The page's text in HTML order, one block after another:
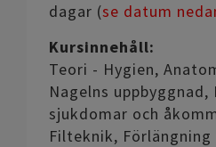
dagar (se datum
Kursinnehåll:
Teori - Hygien,
Nagelns uppbyggnad,
sjukdomar och
Filteknik,